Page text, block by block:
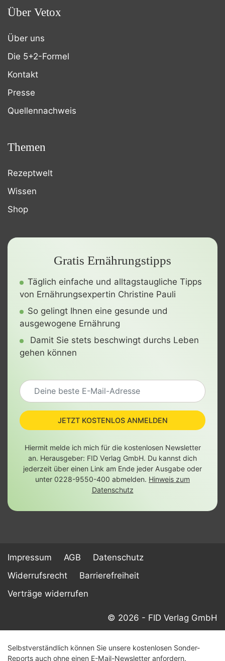
Über Vetox
Über uns
Die 5+2-Formel
Kontakt
Presse
Quellennachweis
Themen
Rezeptwelt
Wissen
Shop
Gratis Ernährungstipps
Täglich einfache und alltagstaugliche Tipps
von Ernährungsexpertin Christine Pauli
So gelingt Ihnen eine gesunde und
ausgewogene Ernährung
Damit Sie stets beschwingt durchs Leben
gehen können
JETZT KOSTENLOS ANMELDEN
Hiermit melde ich mich für die kostenlosen Newsletter
an. Herausgeber: FID Verlag GmbH. Du kannst dich
jederzeit über einen Link am Ende jeder Ausgabe oder
unter 0228-9550-400 abmelden. Hinweis zum
Datenschutz
Impressum AGB
Datenschutz
Widerrufsrecht
Barrierefreiheit
Verträge widerrufen
© 2026 - FID Verlag GmbH
Selbstverständlich können Sie unsere kostenlosen Sonder-
Reports auch ohne einen E-Mail-Newsletter anfordern.